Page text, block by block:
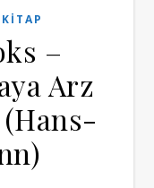
KITAP
–
Arz
(Hans-